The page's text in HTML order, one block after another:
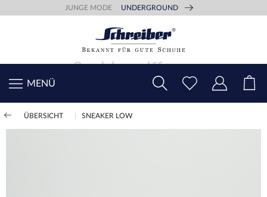
JUNGE MODE UNDERGROUND
MENÜ
ÜBERSICHT SNEAKER LOW